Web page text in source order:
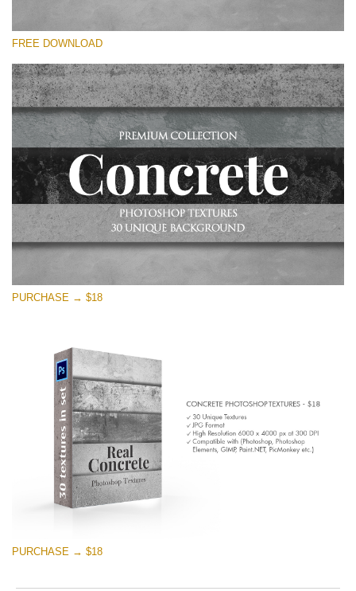
Xin hãy lựa chọn
Small 800*533px
Concrete Textures
(30 Textures)
Large 6000*4000px
Entire Collection
(1783 Overlays)
Large 6000*4000px
Tải xuống miễn phí
FREE DOWNLOAD
PURCHASE → $18
PURCHASE → $18